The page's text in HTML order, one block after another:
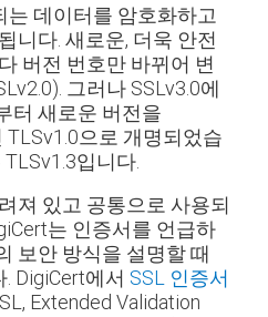
데이터를 암호화하고
니다. 새로운, 더욱 안전
버전 번호만 바뀌어 변
그러나 SSLv3.0에
터 새로운 버전을
TLSv1.0으로 개명되었습
입니다.
져 있고 공통으로 사용되
는 인증서를 언급하
보안 방식을 설명할 때
DigiCert에서 SSL 인증서
Extended Validation